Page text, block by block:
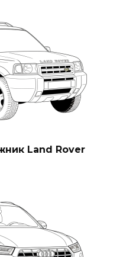
Land Rover